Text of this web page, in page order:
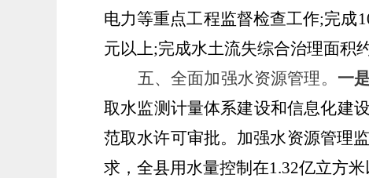
电力等重点工程监督检查工作;完成
元以上;完成水土流失综合治理面积
五、全面加强水资源管理。 一
取水监测计量体系建设和信息化建
范取水许可审批。加强水资源管理
求，全县用水量控制在1.32亿立方